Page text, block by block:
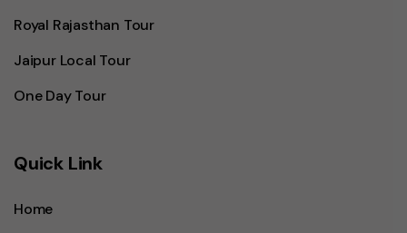
Royal Rajasthan Tour
Jaipur Local Tour
One Day Tour
Quick Link
Home